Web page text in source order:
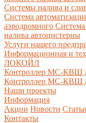
Системы налива и
Система
аэродромного
налива автоцистерны
Услуги нашего
Информационная и
ЛОКОЙЛ
Контроллер МС-КВШ
Контроллер МС-КВШ
Наши проекты
Информация
Акции Новости Статьи
Контакты